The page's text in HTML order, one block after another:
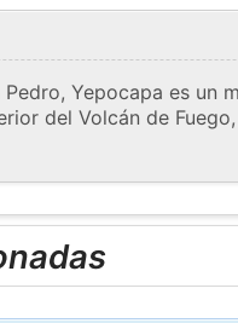
Yepocapa es un
del Volcán de